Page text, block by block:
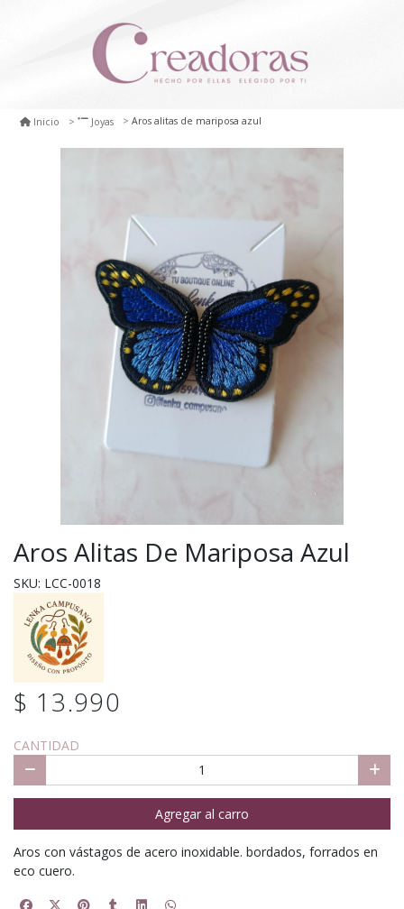
Inicio Joyas Aros alitas de mariposa azul
Aros Alitas De Mariposa Azul
SKU: LCC-0018
$ 13.990
CANTIDAD
Agregar al carro
Aros con vástagos de acero inoxidable. bordados, forrados en
eco cuero.